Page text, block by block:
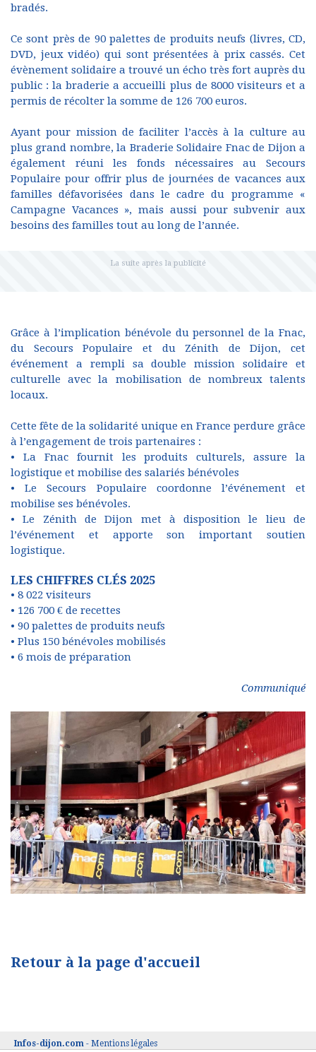
bradés.
Ce sont près de 90 palettes de produits neufs (livres, CD,
DVD, jeux vidéo) qui sont présentées à prix cassés. Cet
évènement solidaire a trouvé un écho très fort auprès du
public : la braderie a accueilli plus de 8000 visiteurs et a
permis de récolter la somme de 126 700 euros.
Ayant pour mission de faciliter l’accès à la culture au
plus grand nombre, la Braderie Solidaire Fnac de Dijon a
également réuni les fonds nécessaires au Secours
Populaire pour offrir plus de journées de vacances aux
familles défavorisées dans le cadre du programme «
Campagne Vacances », mais aussi pour subvenir aux
besoins des familles tout au long de l’année.
Grâce à l’implication bénévole du personnel de la Fnac,
du Secours Populaire et du Zénith de Dijon, cet
événement a rempli sa double mission solidaire et
culturelle avec la mobilisation de nombreux talents
locaux.
Cette fête de la solidarité unique en France perdure grâce
à l’engagement de trois partenaires :
• La Fnac fournit les produits culturels, assure la
logistique et mobilise des salariés bénévoles
• Le Secours Populaire coordonne l’événement et
mobilise ses bénévoles.
• Le Zénith de Dijon met à disposition le lieu de
l’événement et apporte son important soutien
logistique.
LES CHIFFRES CLÉS 2025
• 8 022 visiteurs
• 126 700 € de recettes
• 90 palettes de produits neufs
• Plus 150 bénévoles mobilisés
• 6 mois de préparation
Communiqué
Retour à la page d'accueil
Infos-dijon.com - Mentions légales